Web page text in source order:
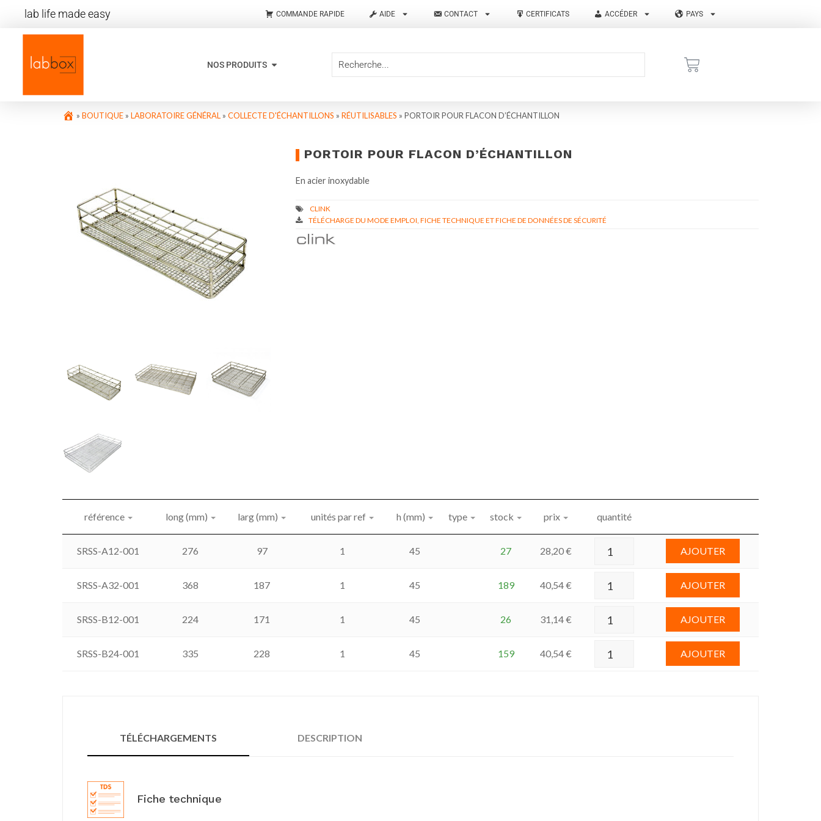
lab life made easy COMMANDE RAPIDE AIDE CONTACT CERTIFICATS ACCÉDER PAYS
NOS PRODUITS
» BOUTIQUE » LABORATOIRE GÉNÉRAL » COLLECTE D'ÉCHANTILLONS » RÉUTILISABLES » PORTOIR POUR FLACON D’ÉCHANTILLON
PORTOIR POUR FLACON D’ÉCHANTILLON
En acier inoxydable
TÉLÉCHARGE DU MODE EMPLOI, FICHE TECHNIQUE ET FICHE DE DONNÉES DE SÉCURITÉ
référence long (mm) larg (mm) unités par ref h (mm) type stock prix quantité
SRSS-A12-001 276 97 1 45 27 28,20€ AJOUTER
SRSS-A32-001 368 187 1 45 189 40,54€ AJOUTER
SRSS-B12-001 224 171 1 45 26 31,14€ AJOUTER
SRSS-B24-001 335 228 1 45 159 40,54€ AJOUTER
TÉLÉCHARGEMENTS DESCRIPTION
Fiche technique